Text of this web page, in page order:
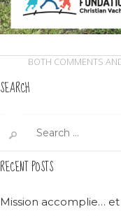
BOTH COMMENTS
SEARCH
for:
RECENT POSTS
Mission accomplie…